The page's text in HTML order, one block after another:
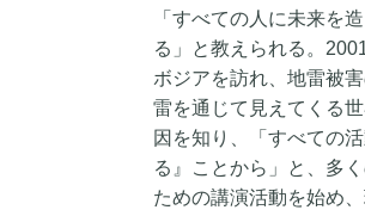
「すべての人に未来を
る」と教えられる。
ボジアを訪れ、地雷被
雷を通じて見えてくる
因を知り、「すべての
る』ことから」と、多
ための講演活動を始め